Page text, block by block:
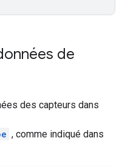
de
des capteurs dans
, comme indiqué dans